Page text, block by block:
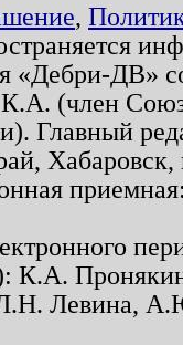
,
«Дебри-ДВ»
(член
Главный
К.А.
Левина,